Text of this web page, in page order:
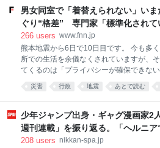
な、この本すごいよ。 ぜったい読んで。
名）という人が面白そうだと気楽に本屋
川賞候補だったんだ
男女同室で「着替えられない」い
ぐり“格差” 専門家「標準化され
地震｜FNNプライムオンライン
266 users www.fnn.jp
熊本地震から6日で10日目です。 今も多
所での生活を余儀なくされていますが、
てくるのは「プライバシーが確保できな
です。 避難所を巡っては、海外ではプラ
慮した環境づくりが進んでいます。 日本
上最高となる39.0度を記録した被災地・熊
号に備え、ブルーシートを配布する男性
せながら作業にあたっていました。 そん
災害 行政 地震 あとで読む
少年ジャンプ出身・ギャグ漫画家2
週刊連載」を振り返る。「ヘルニ
とさない」ストイックな舞台裏 | 日
208 users nikkan-spa.jp